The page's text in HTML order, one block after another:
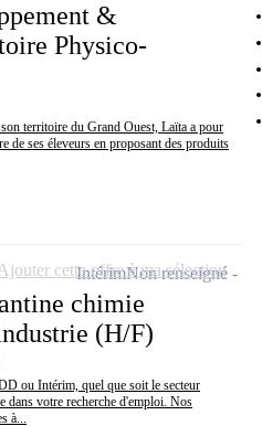
&
Physico-
territoire du Grand Ouest, Laïta a pour
de ses éleveurs en proposant des produits
chimie
(H/F)
ou Intérim, quel que soit le secteur
dans votre recherche d'emploi. Nos
à...
IntérimNon renseigné
Ajouter cette offre à ma sélection